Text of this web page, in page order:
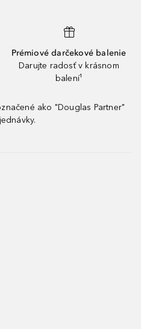
Prémiové darčekové balenie
Darujte radosť v krásnom
balení¹
ako "Douglas Partner"